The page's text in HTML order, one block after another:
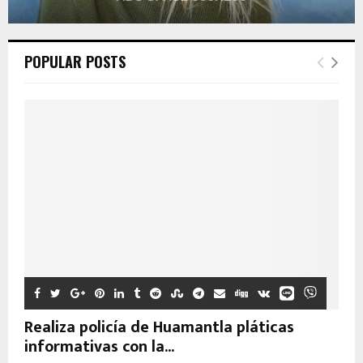
POPULAR POSTS
Realiza policía de Huamantla pláticas
informativas con la...